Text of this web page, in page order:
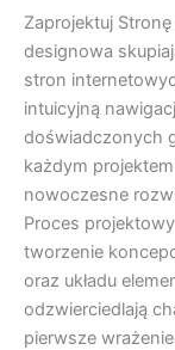
Zaprojektuj
designowa
stron
intuicyjną
doświadczonych
każdym
nowoczesne
Proces
tworzenie
oraz układu
odzwierciedlają
pierwsze